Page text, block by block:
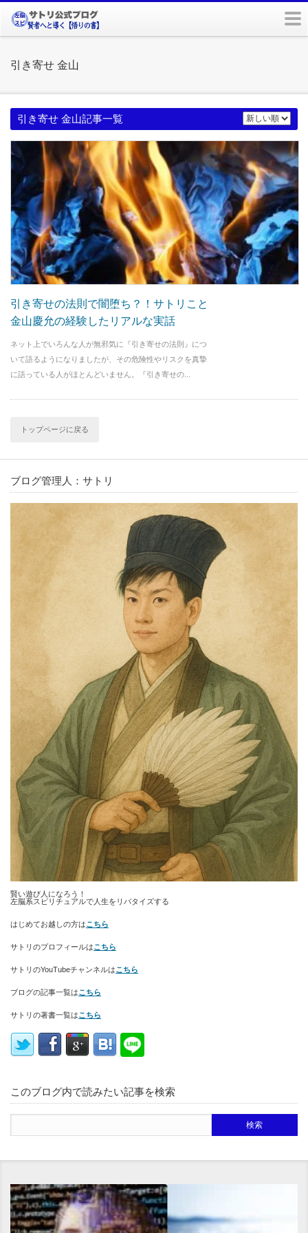
引き寄せ 金山
引き寄せ 金山記事一覧
引き寄せの法則で闇堕ち？！サトリこと
金山慶允の経験したリアルな実話
ネット上でいろんな人が無邪気に『引き寄せの法則』につ
いて語るようになりましたが、その危険性やリスクを真摯
に語っている人がほとんどいません。『引き寄せの...
トップページに戻る
ブログ管理人：サトリ
賢い遊び人になろう！
左脳系スピリチュアルで人生をリバタイズする
はじめてお越しの方はこちら
サトリのプロフィールはこちら
サトリのYouTubeチャンネルはこちら
ブログの記事一覧はこちら
サトリの著書一覧はこちら
このブログ内で読みたい記事を検索